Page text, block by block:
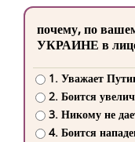
почему, по
УКРАИНЕ в
1. Уважает
2. Боится
3. Никому не
4. Боится